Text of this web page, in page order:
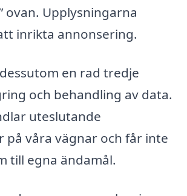
ovan. Upplysningarna
inrikta annonsering.
en rad tredje
och behandling av data.
uteslutande
på våra vägnar och får inte
till egna ändamål.